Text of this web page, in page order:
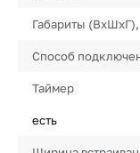
Габариты
Способ
Таймер
есть